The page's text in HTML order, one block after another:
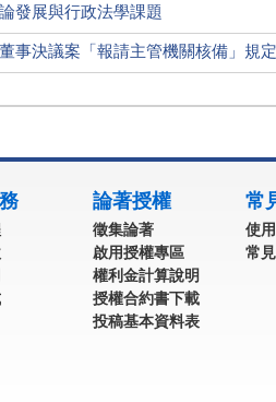
發展與行政法學課題
事決議案「報請主管機關核備」規
論著授權
徵集論著
啟用授權專區
權利金計算說明
授權合約書下載
投稿基本資料表
常
使
常